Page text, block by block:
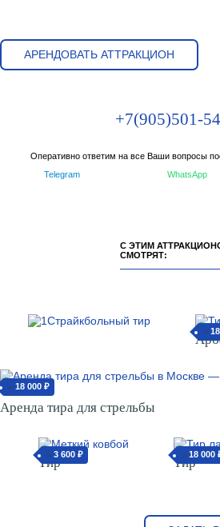
АРЕНДОВАТЬ АТТРАКЦИОН
+7(905)501-
Оперативно ответим на все Ваши вопросы
Telegram
WhatsApp
С ЭТИМ
СМОТРЯТ:
от
от 18 000 ₽
Аренда тира для стрельбы
от 3 600 ₽
Тир от 18 000
Тир